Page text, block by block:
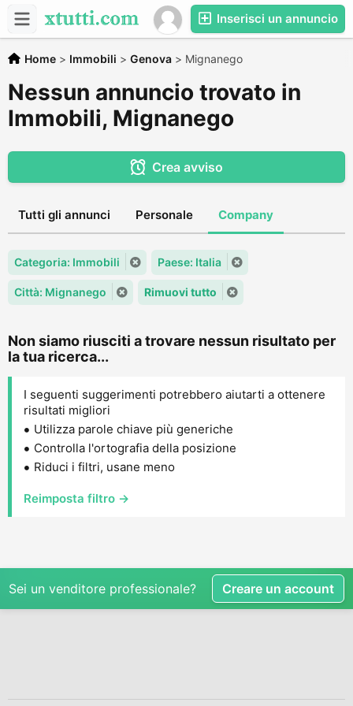
Inserisci un annuncio
Home > Immobili > Genova > Mignanego
Nessun annuncio trovato in
Immobili, Mignanego
Crea avviso
Tutti gli annunci Personale Company
Categoria: Immobili Paese: Italia
Città: Mignanego Rimuovi tutto
Non siamo riusciti a trovare nessun risultato per
la tua ricerca...
I seguenti suggerimenti potrebbero aiutarti a ottenere
risultati migliori
Utilizza parole chiave più generiche
Controlla l'ortografia della posizione
Riduci i filtri, usane meno
Reimposta filtro →
Sei un venditore professionale? Creare un account